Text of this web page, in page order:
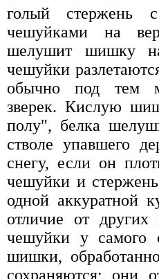
голый стержень
чешуйками на
шелушит шишку
чешуйки
обычно под тем
зверек. Кислую
полу", белка
стволе упавшего
снегу, если он
чешуйки и
одной аккуратной
отличие от других
чешуйки у
шишки,
сохраняются; они